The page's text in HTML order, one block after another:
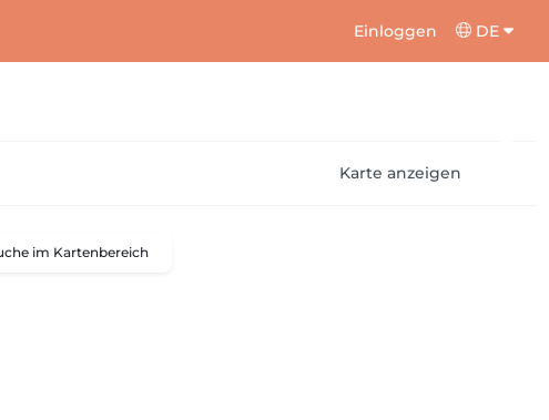
Einloggen DE
Karte anzeigen
im Kartenbereich